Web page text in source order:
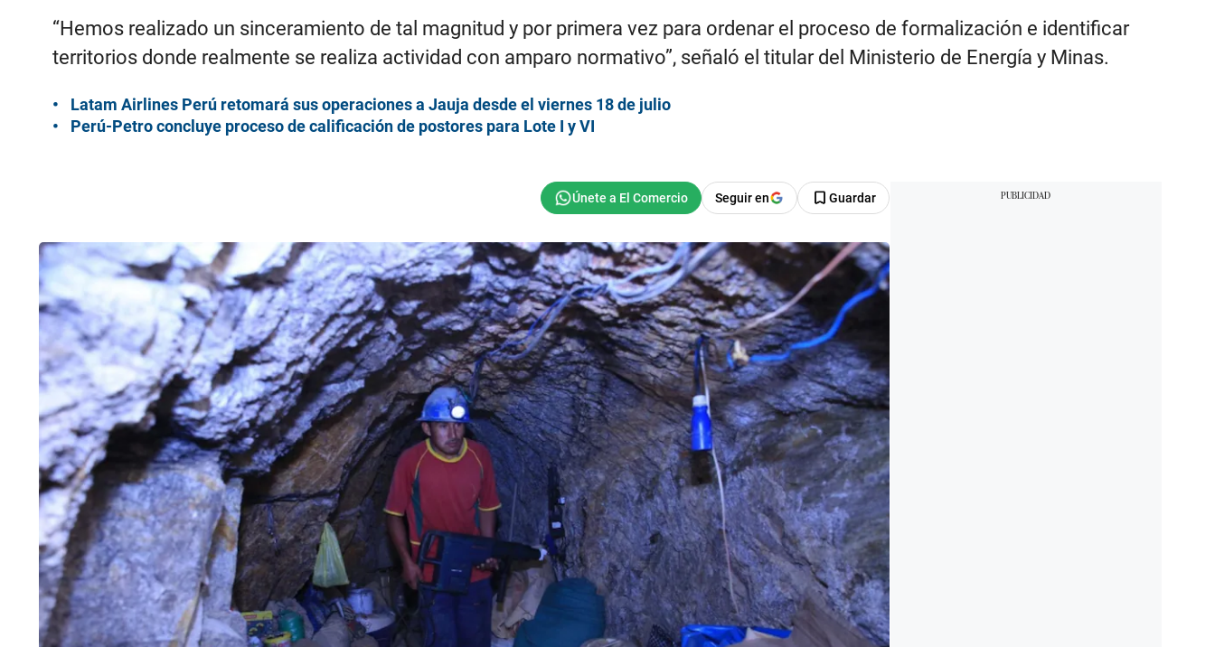
“Hemos realizado un sinceramiento de tal magnitud y por primera vez para ordenar el proceso de formalización e identificar
territorios donde realmente se realiza actividad con amparo normativo”, señaló el titular del Ministerio de Energía y Minas.
Latam Airlines Perú retomará sus operaciones a Jauja desde el viernes 18 de julio
Perú-Petro concluye proceso de calificación de postores para Lote I y VI
Seguir en Guardar